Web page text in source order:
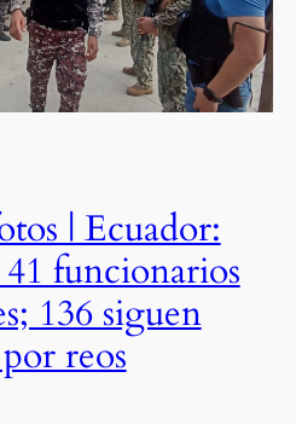
| Ecuador:
funcionarios
136 siguen
reos